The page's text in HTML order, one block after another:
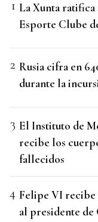
La Xunta ratifica
Esporte Clube
Rusia cifra en
durante la
El Instituto de
recibe los
fallecidos
Felipe VI recibe
al presidente de